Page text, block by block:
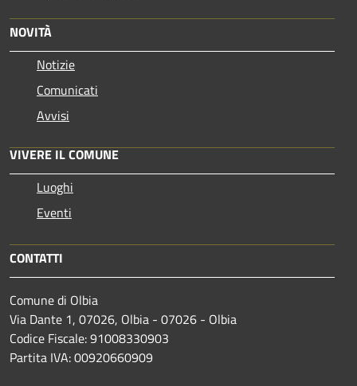
NOVITÀ
Notizie
Comunicati
Avvisi
VIVERE IL COMUNE
Luoghi
Eventi
CONTATTI
Comune di Olbia
Via Dante 1, 07026, Olbia - 07026 - Olbia
Codice Fiscale: 91008330903
Partita IVA: 00920660909